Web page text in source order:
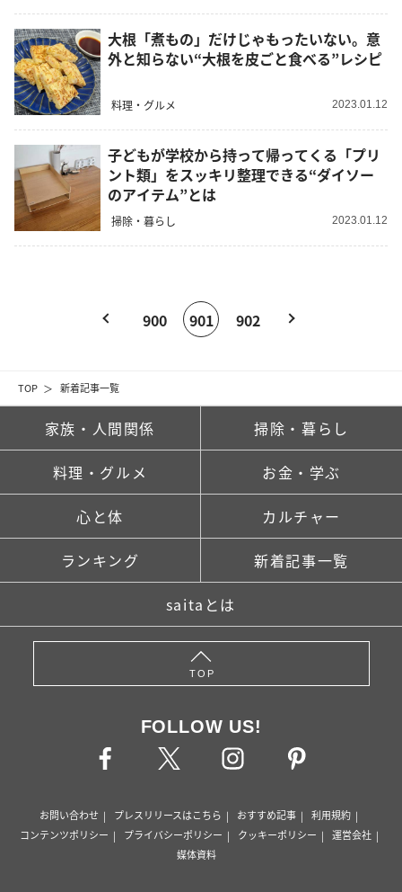
TOP 新着記事一覧
大根「煮もの」だけじゃもったいない。意
外と知らない“大根を皮ごと食べる”レシピ
料理・グルメ 2023.01.12
子どもが学校から持って帰ってくる「プリ
ント類」をスッキリ整理できる“ダイソー
のアイテム”とは
掃除・暮らし 2023.01.12
900 901 902
家族・人間関係 掃除・暮らし
料理・グルメ お金・学ぶ
心と体 カルチャー
ランキング 新着記事一覧
saitaとは
TOP
FOLLOW US!
お問い合わせ プレスリリースはこちら おすすめ記事
利用規約
コンテンツポリシー
プライバシーポリシー クッキーポリシー
運営会社
媒体資料